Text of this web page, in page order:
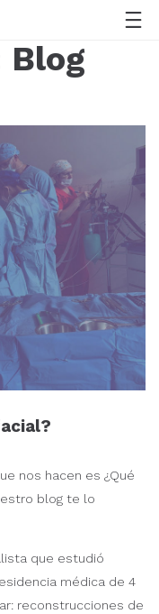
Blog
nos hacen es ¿Qué
blog te lo
que estudió
médica de 4
reconstrucciones de